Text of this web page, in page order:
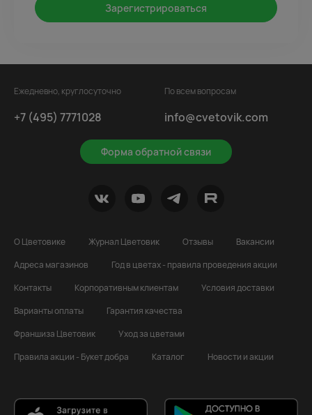
Зарегистрироваться
Ежедневно, круглосуточно
+7 (495) 7771028
Форма обратной связи
По всем вопросам
info@cvetovik.com
О Цветовике Журнал Цветовик Отзывы
Вакансии
Адреса магазинов
Год в цветах - правила проведения акции
Контакты
Корпоративным клиентам
Условия доставки
Варианты оплаты
Гарантия качества
Франшиза Цветовик
Уход за цветами
Правила акции - Букет добра
Каталог Новости и акции